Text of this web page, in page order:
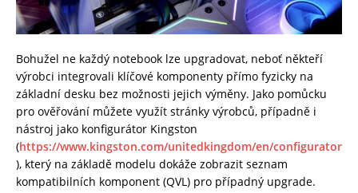
Bohužel ne každý notebook lze upgradovat, neboť někteří
výrobci integrovali klíčové komponenty přímo fyzicky na
základní desku bez možnosti jejich výměny. Jako pomůcku
pro ověřování můžete využít stránky výrobců, případně i
nástroj jako konfigurátor Kingston
(https://www.kingston.com/unitedkingdom/en/configurator
), který na základě modelu dokáže zobrazit seznam
kompatibilních komponent (QVL) pro případný upgrade.